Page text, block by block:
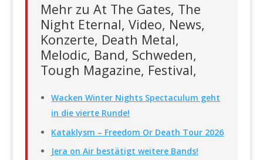
Mehr zu At The Gates, The
Night Eternal, Video, News,
Konzerte, Death Metal,
Melodic, Band, Schweden,
Tough Magazine, Festival,
Wacken Winter Nights Spectaculum geht
in die vierte Runde!
Kataklysm – Freedom Or Death Tour 2026
Jera on Air bestätigt weitere Bands!